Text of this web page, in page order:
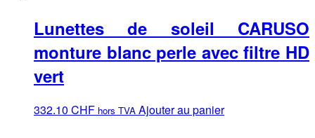
Lunettes de soleil CARUSO
monture blanc perle avec filtre HD
vert
332.10 CHF hors TVA Ajouter au panier